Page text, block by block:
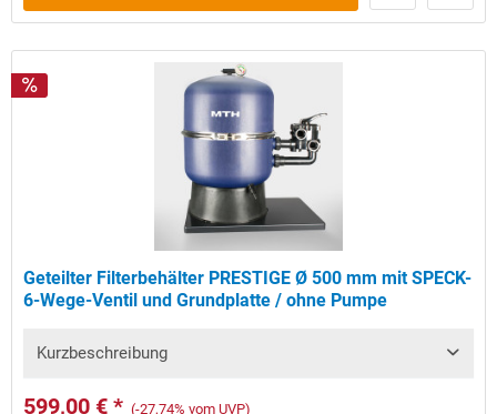
Geteilter Filterbehälter PRESTIGE Ø 500 mm mit SPECK-
6-Wege-Ventil und Grundplatte / ohne Pumpe
Kurzbeschreibung
599,00 € * (-27,74% vom UVP)